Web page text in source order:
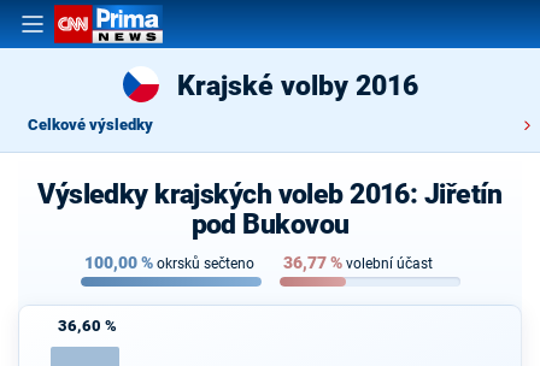
Krajské volby 2016
Celkové výsledky
Výsledky krajských voleb 2016: Jiřetín
pod Bukovou
100,00% okrsků sečteno 36,77% volební účast
36,60 %